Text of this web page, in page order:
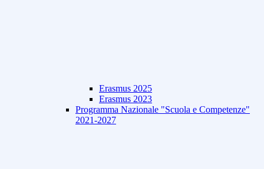
Erasmus 2025
Erasmus 2023
Programma Nazionale "Scuola e Competenze"
2021-2027